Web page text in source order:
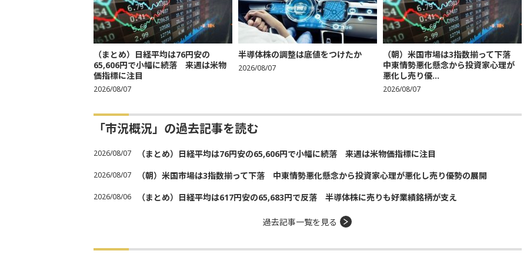
（まとめ）日経平均は76円安の
65,606円で小幅に続落 来週は米物
価指標に注目
2026/08/07
半導体株の調整は底値をつけたか
2026/08/07
（朝）米国市場は3指数揃って下落
中東情勢悪化懸念から投資家心理が
悪化し売り優...
2026/08/07
「市況概況」の過去記事を読む
2026/08/07 （まとめ）日経平均は76円安の65,606円で小幅に続落 来週は米物価指標に注目
2026/08/07 （朝）米国市場は3指数揃って下落 中東情勢悪化懸念から投資家心理が悪化し売り優勢の展開
2026/08/06 （まとめ）日経平均は617円安の65,683円で反落 半導体株に売りも好業績銘柄が支え
過去記事一覧を見る